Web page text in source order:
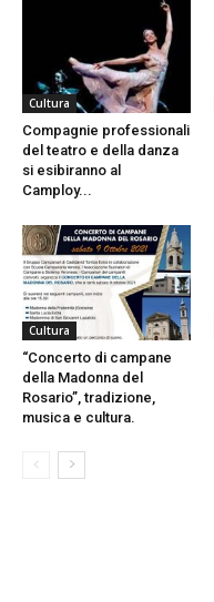
Cultura
Compagnie professionali
del teatro e della danza
si esibiranno al
Camploy...
Cultura
“Concerto di campane
della Madonna del
Rosario”, tradizione,
musica e cultura.